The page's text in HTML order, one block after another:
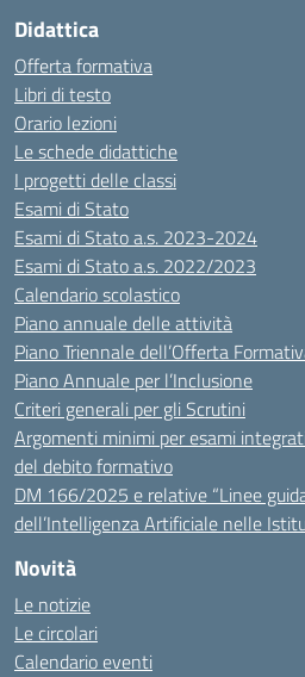
Didattica
Offerta formativa
Libri di testo
Orario lezioni
Le schede didattiche
I progetti delle classi
Esami di Stato
Esami di Stato a.s. 2023-2024
Esami di Stato a.s. 2022/2023
Calendario scolastico
Piano annuale delle attività
Piano Triennale dell’Offerta
Piano Annuale per l’Inclusione
Criteri generali per gli Scrutini
Argomenti minimi per esami
del debito formativo
DM 166/2025 e relative “Linee
dell’Intelligenza Artificiale nelle
Novità
Le notizie
Le circolari
Calendario eventi